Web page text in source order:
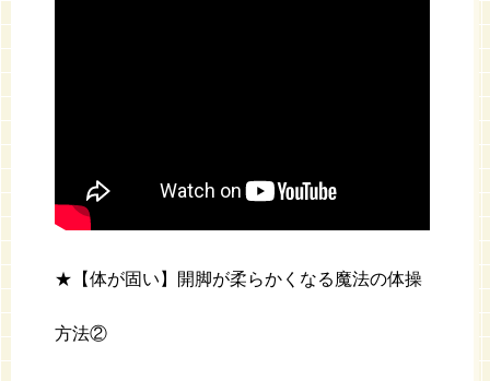
★【体が固い】開脚が柔らかくなる魔法の体操
方法②